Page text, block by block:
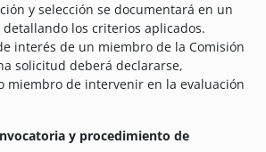
y selección se documentará en un
los criterios aplicados.
interés de un miembro de la Comisión
solicitud deberá declararse,
miembro de intervenir en la evaluación
y procedimiento de